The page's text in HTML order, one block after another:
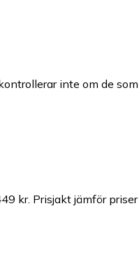
inte om de
kr. Prisjakt jämför